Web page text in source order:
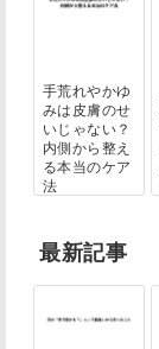
手荒れやかゆ
みは皮膚のせ
いじゃない？
内側から整え
る本当のケア
法
最新記事